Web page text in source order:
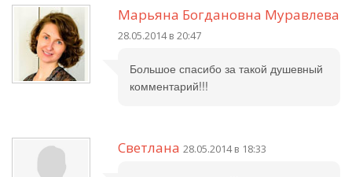
Марьяна Богдановна Муравлева
28.05.2014 в 20:47
Большое спасибо за такой душевный
комментарий!!!
Светлана 28.05.2014 в 18:33